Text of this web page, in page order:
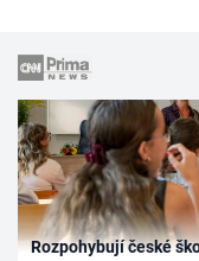
Rozpohybují české